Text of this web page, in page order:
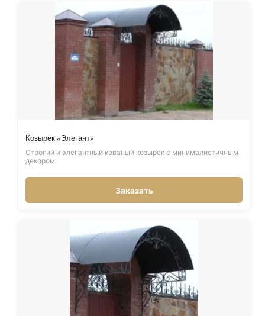
Козырёк «Элегант»
Строгий и элегантный кованый козырёк с минималистичным
декором
Заказать